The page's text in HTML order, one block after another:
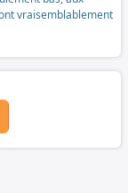
vraisemblablement